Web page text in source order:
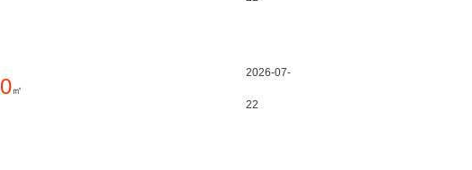
0㎡
2026-07-
22